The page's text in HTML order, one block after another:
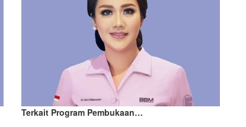
Terkait Program Pembukaan…